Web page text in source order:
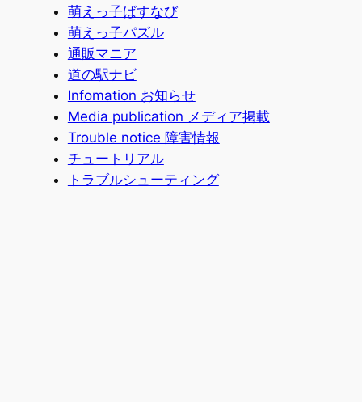
萌えっ子ばすなび
萌えっ子パズル
通販マニア
道の駅ナビ
Infomation お知らせ
Media publication メディア掲載
Trouble notice 障害情報
チュートリアル
トラブルシューティング